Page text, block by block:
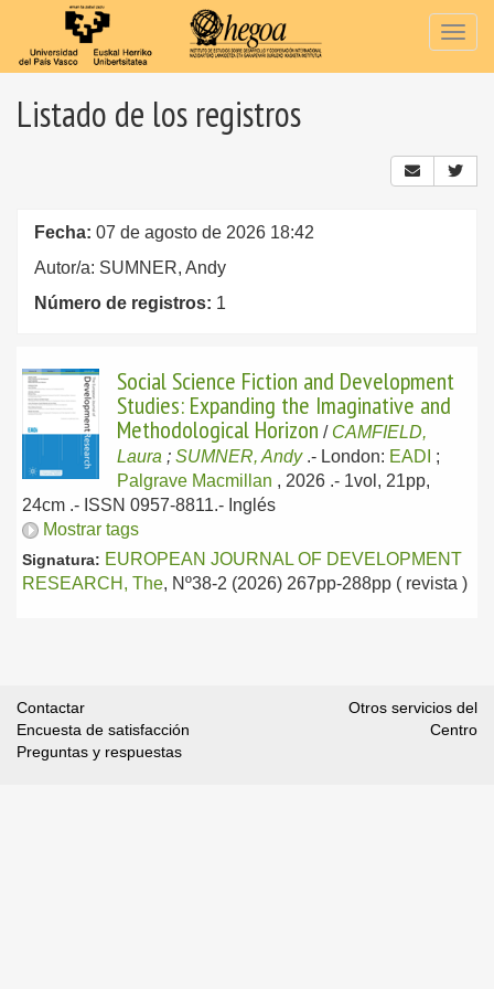
Listado de los registros
Fecha: 07 de agosto de 2026 18:42
Autor/a: SUMNER, Andy
Número de registros: 1
Social Science Fiction and Development
Studies: Expanding the Imaginative and
Methodological Horizon / CAMFIELD,
Laura ; SUMNER, Andy .- London: EADI ;
Palgrave Macmillan , 2026 .- 1vol, 21pp,
24cm .- ISSN 0957-8811.- Inglés
Mostrar tags
Signatura: EUROPEAN JOURNAL OF DEVELOPMENT
RESEARCH, The, Nº38-2 (2026) 267pp-288pp ( revista )
Contactar
Encuesta de satisfacción
Preguntas y respuestas
Otros servicios del
Centro